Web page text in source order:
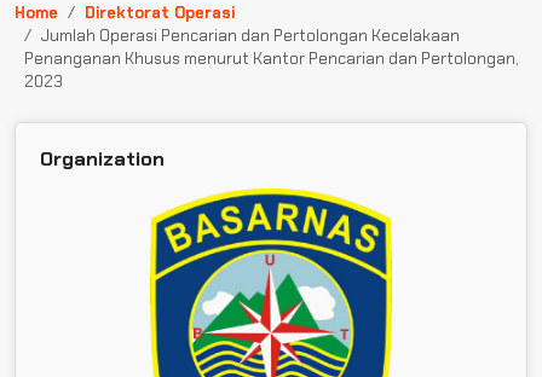
Home
Direktorat Operasi
Jumlah Operasi Pencarian dan Pertolongan Kecelakaan
Penanganan Khusus menurut Kantor Pencarian dan Pertolongan,
2023
Organization